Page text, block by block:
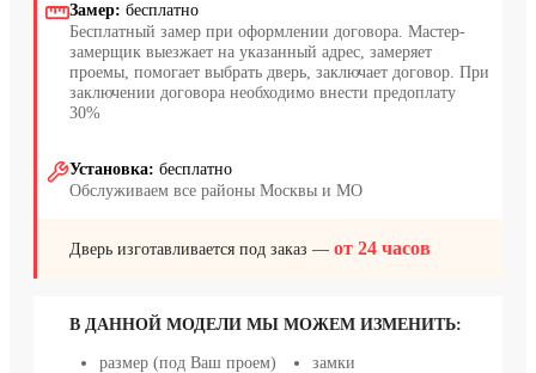
Замер: бесплатно
Бесплатный замер при оформлении договора. Мастер-
замерщик выезжает на указанный адрес, замеряет
проемы, помогает выбрать дверь, заключает договор. При
заключении договора необходимо внести предоплату
30%
Установка: бесплатно
Обслуживаем все районы Москвы и МО
Дверь изготавливается под заказ — от 24 часов
В ДАННОЙ МОДЕЛИ МЫ МОЖЕМ ИЗМЕНИТЬ:
размер (под Ваш проем)
замки